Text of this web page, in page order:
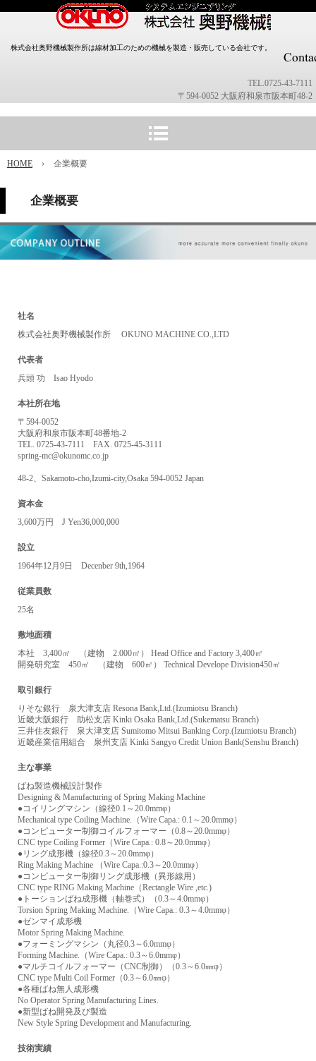
株式会社奥野機械製作所は線材加工のための機械を製造・販売している会社です。
TEL.0725-43-7111
〒594-0052 大阪府和泉市阪本町48-2
HOME › 企業概要
企業概要
社名
株式会社奥野機械製作所 OKUNO MACHINE CO.,LTD
代表者
兵頭 功 Isao Hyodo
本社所在地
〒594-0052
大阪府和泉市阪本町48番地-2
TEL. 0725-43-7111 FAX. 0725-45-3111
spring-mc@okunomc.co.jp
48-2、Sakamoto-cho,Izumi-city,Osaka 594-0052 Japan
資本金
3,600万円 J Yen36,000,000
設立
1964年12月9日 Decenber 9th,1964
従業員数
25名
敷地面積
本社 3,400㎡ （建物 2.000㎡） Head Office and Factory 3,400㎡
開発研究室 450㎡ （建物 600㎡） Technical Develope Division450㎡
取引銀行
りそな銀行 泉大津支店 Resona Bank,Ltd.(Izumiotsu Branch)
近畿大阪銀行 助松支店 Kinki Osaka Bank,Ltd.(Sukematsu Branch)
三井住友銀行 泉大津支店 Sumitomo Mitsui Banking Corp.(Izumiotsu Branch)
近畿産業信用組合 泉州支店 Kinki Sangyo Credit Union Bank(Senshu Branch)
主な事業
ばね製造機械設計製作
Designing & Manufacturing of Spring Making Machine
●コイリングマシン（線径0.1～20.0mmφ）
Mechanical type Coiling Machine.（Wire Capa.: 0.1～20.0mmφ）
●コンピューター制御コイルフォーマー（0.8～20.0mmφ）
CNC type Coiling Former（Wire Capa.: 0.8～20.0mmφ）
●リング成形機（線径0.3～20.0mmφ）
Ring Making Machine （Wire Capa.:0.3～20.0mmφ）
●コンピューター制御リング成形機（異形線用）
CNC type RING Making Machine（Rectangle Wire ,etc.)
●トーションばね成形機（軸巻式）（0.3～4.0mmφ）
Torsion Spring Making Machine.（Wire Capa.: 0.3～4.0mmφ）
●ゼンマイ成形機
Motor Spring Making Machine.
●フォーミングマシン（丸径0.3～6.0mmφ）
Forming Machine.（Wire Capa.: 0.3～6.0mmφ）
●マルチコイルフォーマー（CNC制御）（0.3～6.0㎜φ）
CNC type Multi Coil Former（0.3～6.0㎜φ）
●各種ばね無人成形機
No Operator Spring Manufacturing Lines.
●新型ばね開発及び製造
New Style Spring Development and Manufacturing.
技術実績